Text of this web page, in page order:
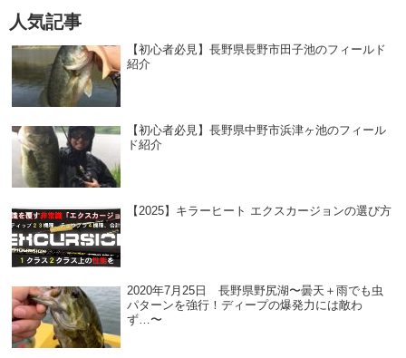
人気記事
【初心者必見】長野県長野市田子池のフィールド
紹介
【初心者必見】長野県中野市浜津ヶ池のフィール
ド紹介
【2025】キラーヒート エクスカージョンの選び方
2020年7月25日 長野県野尻湖〜曇天＋雨でも虫
パターンを強行！ディープの爆発力には敵わ
ず…〜